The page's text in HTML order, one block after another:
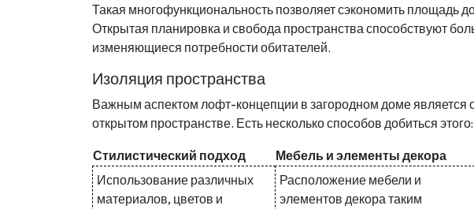
Такая многофункциональность позволяет сэкономить площадь
Открытая планировка и свобода пространства способствуют
изменяющиеся потребности обитателей.
Изоляция пространства
Важным аспектом лофт-концепции в загородном доме является
открытом пространстве. Есть несколько способов добиться этого:
Стилистический подход Мебель и элементы декора
Использование различных
материалов, цветов и
Расположение мебели и
элементов декора таким